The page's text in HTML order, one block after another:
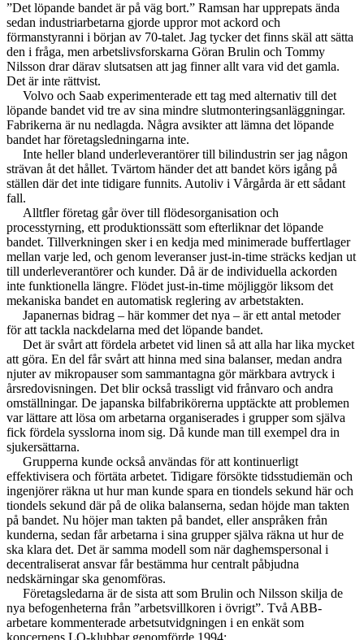
”Det löpande bandet är på väg bort.” Ramsan har upprepats ända
sedan industriarbetarna gjorde uppror mot ackord och
förmanstyranni i början av 70-talet. Jag tycker det finns skäl att sätta
den i fråga, men arbetslivsforskarna Göran Brulin och Tommy
Nilsson drar därav slutsatsen att jag finner allt vara vid det gamla.
Det är inte rättvist.
Volvo och Saab experimenterade ett tag med alternativ till det
löpande bandet vid tre av sina mindre slutmonteringsanläggningar.
Fabrikerna är nu nedlagda. Några avsikter att lämna det löpande
bandet har företagsledningarna inte.
Inte heller bland underleverantörer till bilindustrin ser jag någon
strävan åt det hållet. Tvärtom händer det att bandet körs igång på
ställen där det inte tidigare funnits. Autoliv i Vårgårda är ett sådant
fall.
Alltfler företag går över till flödesorganisation och
processtyrning, ett produktionssätt som efterliknar det löpande
bandet. Tillverkningen sker i en kedja med minimerade buffertlager
mellan varje led, och genom leveranser just-in-time sträcks kedjan ut
till underleverantörer och kunder. Då är de individuella ackorden
inte funktionella längre. Flödet just-in-time möjliggör liksom det
mekaniska bandet en automatisk reglering av arbetstakten.
Japanernas bidrag – här kommer det nya – är ett antal metoder
för att tackla nackdelarna med det löpande bandet.
Det är svårt att fördela arbetet vid linen så att alla har lika mycket
att göra. En del får svårt att hinna med sina balanser, medan andra
njuter av mikropauser som sammantagna gör märkbara avtryck i
årsredovisningen. Det blir också trassligt vid frånvaro och andra
omställningar. De japanska bilfabrikörerna upptäckte att problemen
var lättare att lösa om arbetarna organiserades i grupper som själva
fick fördela sysslorna inom sig. Då kunde man till exempel dra in
sjukersättarna.
Grupperna kunde också användas för att kontinuerligt
effektivisera och förtäta arbetet. Tidigare försökte tidsstudiemän och
ingenjörer räkna ut hur man kunde spara en tiondels sekund här och
tiondels sekund där på de olika balanserna, sedan höjde man takten
på bandet. Nu höjer man takten på bandet, eller anspråken från
kunderna, sedan får arbetarna i sina grupper själva räkna ut hur de
ska klara det. Det är samma modell som när daghemspersonal i
decentraliserat ansvar får bestämma hur centralt påbjudna
nedskärningar ska genomföras.
Företagsledarna är de sista att som Brulin och Nilsson skilja de
nya befogenheterna från ”arbetsvillkoren i övrigt”. Två ABB-
arbetare kommenterade arbetsutvidgningen i en enkät som